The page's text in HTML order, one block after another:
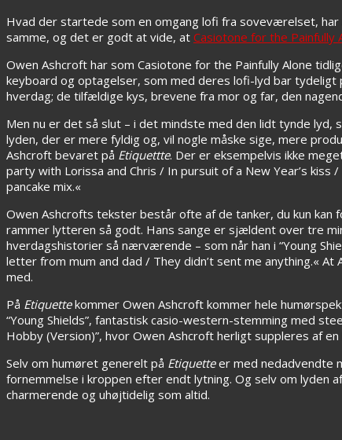
Hvad der startede som en omgang lofi fra soveværelset,
samme, og det er godt at vide, at Casiotone for the Painfully
Owen Ashcroft har som Casiotone for the Painfully Alone
keyboard og optagelser, som med deres lofi-lyd bar
hverdag; de tilfældige kys, brevene fra mor og far, den
Men nu er det så slut – i det mindste med den lidt tynde lyd,
lyden, der er mere fyldig og, vil nogle måske sige, mere
Ashcroft bevaret på Etiquettte. Der er eksempelvis ikke
party with Lorissa and Chris / In pursuit of a New Year’s
pancake mix.«
Owen Ashcrofts tekster består ofte af de tanker, du kun
rammer lytteren så godt. Hans sange er sjældent over tre
hverdagshistorier så nærværende – som når han i “Young
letter from mum and dad / They didn’t sent me anything.«
med.
På Etiquettekommer Owen Ashcroft kommer hele
“Young Shields”, fantastisk casio-western-stemming med
Hobby (Version)”, hvor Owen Ashcroft herligt suppleres af en
Selv om humøret generelt på Etiquetteer med nedadvendte
fornemmelse i kroppen efter endt lytning. Og selv om lyden
charmerende og uhøjtidelig som altid.